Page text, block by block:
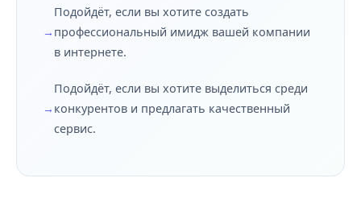
Подойдёт, если вы хотите создать
профессиональный имидж вашей компании
в интернете.
Подойдёт, если вы хотите выделиться среди
конкурентов и предлагать качественный
сервис.